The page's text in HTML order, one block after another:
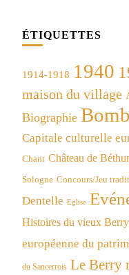
ÉTIQUETTES
1914-1918 1940
maison du village
Biographie
Capitale culturelle
Chant Château de
Sologne Concours/Jeu
Dentelle Eglise
Histoires du vieux Berry
européenne du
du Sancerrois Le Berry